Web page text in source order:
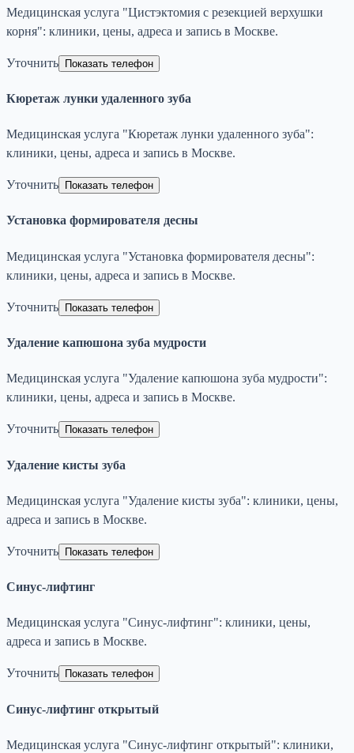
Медицинская услуга "Цистэктомия с резекцией верхушки
корня": клиники, цены, адреса и запись в Москве.
Уточнить Показать телефон
Кюретаж лунки удаленного зуба
Медицинская услуга "Кюретаж лунки удаленного зуба":
клиники, цены, адреса и запись в Москве.
Уточнить Показать телефон
Установка формирователя десны
Медицинская услуга "Установка формирователя десны":
клиники, цены, адреса и запись в Москве.
Уточнить Показать телефон
Удаление капюшона зуба мудрости
Медицинская услуга "Удаление капюшона зуба мудрости":
клиники, цены, адреса и запись в Москве.
Уточнить Показать телефон
Удаление кисты зуба
Медицинская услуга "Удаление кисты зуба": клиники, цены,
адреса и запись в Москве.
Уточнить Показать телефон
Синус-лифтинг
Медицинская услуга "Синус-лифтинг": клиники, цены,
адреса и запись в Москве.
Уточнить Показать телефон
Синус-лифтинг открытый
Медицинская услуга "Синус-лифтинг открытый": клиники,